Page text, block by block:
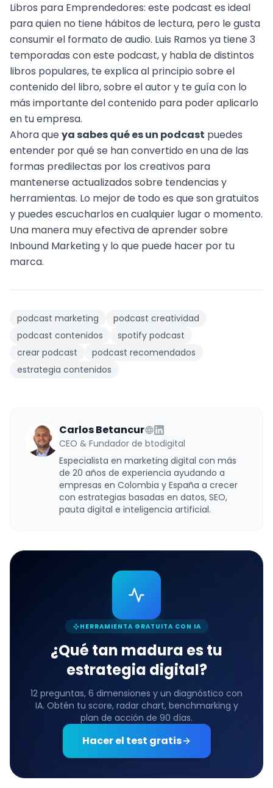
Libros para Emprendedores: este podcast es ideal
para quien no tiene hábitos de lectura, pero le gusta
consumir el formato de audio. Luis Ramos ya tiene 3
temporadas con este podcast, y habla de distintos
libros populares, te explica al principio sobre el
contenido del libro, sobre el autor y te guía con lo
más importante del contenido para poder aplicarlo
en tu empresa.
Ahora queya sabes qué es un podcast puedes
entender por qué se han convertido en una de las
formas predilectas por los creativos para
mantenerse actualizados sobre tendencias y
herramientas. Lo mejor de todo es que son gratuitos
y puedes escucharlos en cualquier lugar o momento.
Una manera muy efectiva de aprender sobre
Inbound Marketingy lo que puede hacer por tu
marca.
podcast marketing
podcast creatividad
podcast contenidos
spotify podcast
crear podcast
podcast recomendados
estrategia contenidos
Carlos Betancur
CEO & Fundador de btodigital
Especialista en marketing digital con más
de 20 años de experiencia ayudando a
empresas en Colombia y España a crecer
con estrategias basadas en datos, SEO,
pauta digital e inteligencia artificial.
HERRAMIENTA GRATUITA CON IA
¿Qué tan madura es tu
estrategia digital?
12 preguntas, 6 dimensiones y un diagnóstico con
IA. Obtén tu score, radar chart, benchmarking y
plan de acción de 90 días.
Hacer el test gratis